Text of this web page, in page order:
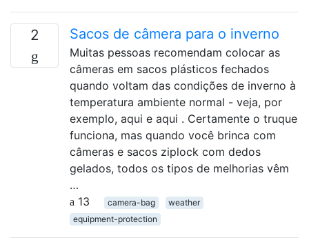
2 Sacos de câmera para o inverno
Muitas pessoas recomendam colocar as
câmeras em sacos plásticos fechados
quando voltam das condições de inverno à
temperatura ambiente normal - veja, por
exemplo, aqui e aqui . Certamente o truque
funciona, mas quando você brinca com
câmeras e sacos ziplock com dedos
gelados, todos os tipos de melhorias vêm
…
13
camera-bag
weather
equipment-protection